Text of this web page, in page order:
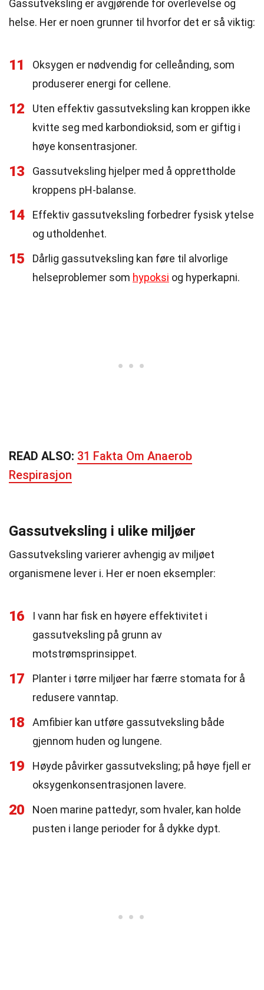
Gassutveksling er avgjørende for overlevelse og
helse. Her er noen grunner til hvorfor det er så viktig:
11
Oksygen er nødvendig for celleånding, som
produserer energi for cellene.
12
Uten effektiv gassutveksling kan kroppen ikke
kvitte seg med karbondioksid, som er giftig i
høye konsentrasjoner.
13
Gassutveksling hjelper med å opprettholde
kroppens pH-balanse.
14
Effektiv gassutveksling forbedrer fysisk ytelse
og utholdenhet.
15
Dårlig gassutveksling kan føre til alvorlige
helseproblemer som hypoksi og hyperkapni.
READ ALSO: 31 Fakta Om Anaerob
Respirasjon
Gassutveksling i ulike miljøer
Gassutveksling varierer avhengig av miljøet
organismene lever i. Her er noen eksempler:
16
I vann har fisk en høyere effektivitet i
gassutveksling på grunn av
motstrømsprinsippet.
17
Planter i tørre miljøer har færre stomata for å
redusere vanntap.
18
Amfibier kan utføre gassutveksling både
gjennom huden og lungene.
19
Høyde påvirker gassutveksling; på høye fjell er
oksygenkonsentrasjonen lavere.
20
Noen marine pattedyr, som hvaler, kan holde
pusten i lange perioder for å dykke dypt.